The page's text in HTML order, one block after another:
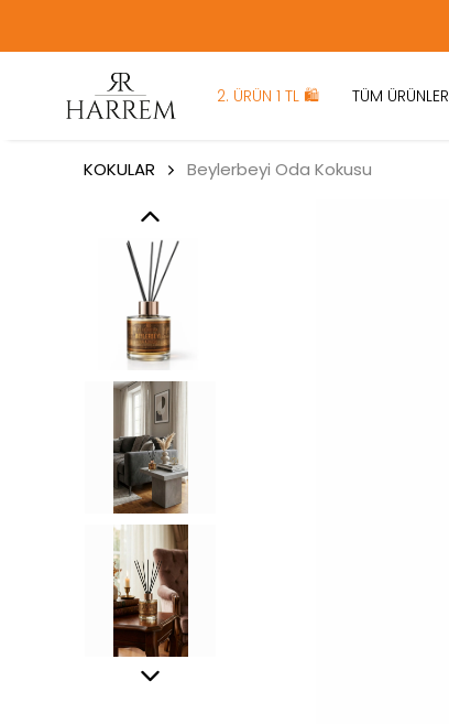
2. ÜRÜN 1 TL 🛍️ TÜM ÜRÜNLER
KOKULAR Beylerbeyi Oda Kokusu